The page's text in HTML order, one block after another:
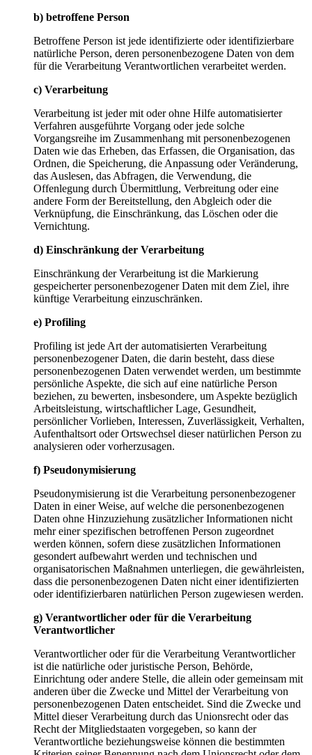
b) betroffene Person
Betroffene Person ist jede identifizierte oder identifizierbare
natürliche Person, deren personenbezogene Daten von dem
für die Verarbeitung Verantwortlichen verarbeitet werden.
c) Verarbeitung
Verarbeitung ist jeder mit oder ohne Hilfe automatisierter
Verfahren ausgeführte Vorgang oder jede solche
Vorgangsreihe im Zusammenhang mit personenbezogenen
Daten wie das Erheben, das Erfassen, die Organisation, das
Ordnen, die Speicherung, die Anpassung oder Veränderung,
das Auslesen, das Abfragen, die Verwendung, die
Offenlegung durch Übermittlung, Verbreitung oder eine
andere Form der Bereitstellung, den Abgleich oder die
Verknüpfung, die Einschränkung, das Löschen oder die
Vernichtung.
d) Einschränkung der Verarbeitung
Einschränkung der Verarbeitung ist die Markierung
gespeicherter personenbezogener Daten mit dem Ziel, ihre
künftige Verarbeitung einzuschränken.
e) Profiling
Profiling ist jede Art der automatisierten Verarbeitung
personenbezogener Daten, die darin besteht, dass diese
personenbezogenen Daten verwendet werden, um bestimmte
persönliche Aspekte, die sich auf eine natürliche Person
beziehen, zu bewerten, insbesondere, um Aspekte bezüglich
Arbeitsleistung, wirtschaftlicher Lage, Gesundheit,
persönlicher Vorlieben, Interessen, Zuverlässigkeit, Verhalten,
Aufenthaltsort oder Ortswechsel dieser natürlichen Person zu
analysieren oder vorherzusagen.
f) Pseudonymisierung
Pseudonymisierung ist die Verarbeitung personenbezogener
Daten in einer Weise, auf welche die personenbezogenen
Daten ohne Hinzuziehung zusätzlicher Informationen nicht
mehr einer spezifischen betroffenen Person zugeordnet
werden können, sofern diese zusätzlichen Informationen
gesondert aufbewahrt werden und technischen und
organisatorischen Maßnahmen unterliegen, die gewährleisten,
dass die personenbezogenen Daten nicht einer identifizierten
oder identifizierbaren natürlichen Person zugewiesen werden.
g) Verantwortlicher oder für die Verarbeitung
Verantwortlicher
Verantwortlicher oder für die Verarbeitung Verantwortlicher
ist die natürliche oder juristische Person, Behörde,
Einrichtung oder andere Stelle, die allein oder gemeinsam mit
anderen über die Zwecke und Mittel der Verarbeitung von
personenbezogenen Daten entscheidet. Sind die Zwecke und
Mittel dieser Verarbeitung durch das Unionsrecht oder das
Recht der Mitgliedstaaten vorgegeben, so kann der
Verantwortliche beziehungsweise können die bestimmten